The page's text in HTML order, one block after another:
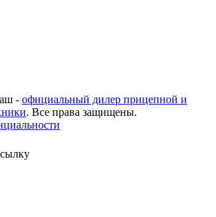
- официальный дилер прицепной и
. Все права защищены.